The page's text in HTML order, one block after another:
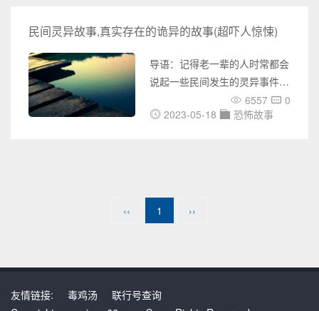
情电
根部发现形状怪异的“石头”，后
经鉴别，该化石属恐龙后腿骨化
石。目前，这批恐龙化石由重庆
市地勘局进行保护、鉴定。
民间灵异故事,真实存在的诡异的故事(超吓人惊悚)
导语：记得老一辈的人时常都会
说起一些民间发生的灵异事件，
现在回想起来也会感觉背后一阵
发凉。总是有些灵异事件的发生
灵异故事哟~~民间灵异故事一、
拳打恶鬼这个故事是我爷爷讲
一起切磋喝酒。有天晚上，俩人
6557
0
2023-05-18
恐怖故事
‹‹ 1 ››
友情链接: 毒鸡汤
联行号查询